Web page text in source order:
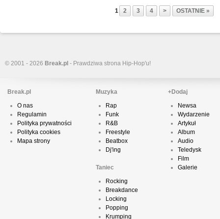
1 2 3 4 > OSTATNIE »
© 2001 - 2026 Break.pl - Prawdziwa strona Hip-Hop'u!
Break.pl
O nas
Regulamin
Polityka prywatności
Polityka cookies
Mapa strony
Muzyka
Rap
Funk
R&B
Freestyle
Beatbox
Dj'ing
Taniec
Rocking
Breakdance
Locking
Popping
Krumping
+Dodaj
Newsa
Wydarzenie
Artykuł
Album
Audio
Teledysk
Film
Galerie